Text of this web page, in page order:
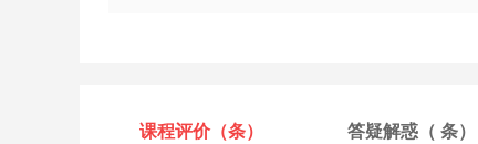
课程评价（条） 答疑解惑（ 条）